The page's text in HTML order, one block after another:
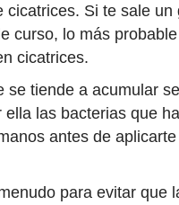
Si te sale
curso, lo más
cicatrices.
tiende a acumular
las bacterias que
antes de
para evitar que